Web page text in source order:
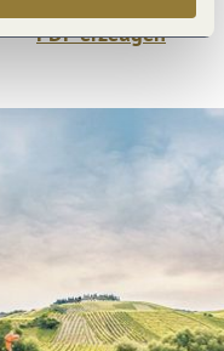
PDF erzeugen